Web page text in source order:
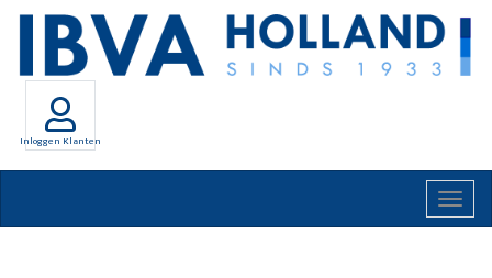
Inloggen Klanten